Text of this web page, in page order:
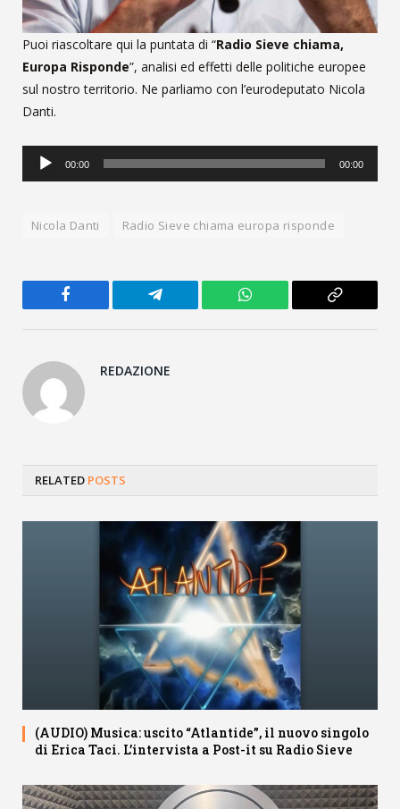
Puoi riascoltare qui la puntata di “Radio Sieve chiama,
Europa Risponde”, analisi ed effetti delle politiche europee
sul nostro territorio. Ne parliamo con l’eurodeputato Nicola
Danti.
Audio
Player
00:00 00:00
Nicola Danti Radio Sieve chiama europa risponde
Facebook Telegram WhatsApp
Copy
REDAZIONE
RELATED POSTS
(AUDIO) Musica: uscito “Atlantide”, il nuovo singolo
di Erica Taci. L’intervista a Post-it su Radio Sieve